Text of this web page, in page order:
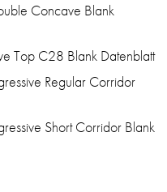
Concave Blank
Top C28 Blank Datenblatt
Regular Corridor
Short Corridor Blank